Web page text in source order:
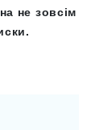
не зовсім